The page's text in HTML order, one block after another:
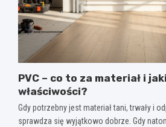
PVC – co to za materiał i
właściwości?
Gdy potrzebny jest materiał tani, trwały i
sprawdza się wyjątkowo dobrze. Gdy